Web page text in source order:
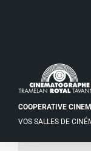
COOPERATIVE
VOS SALLES DE